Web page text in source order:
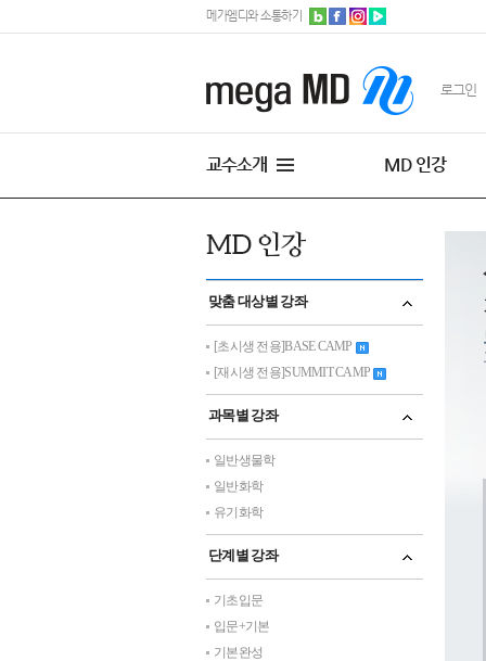
메가엠디와 소통하기
로그인
교수소개 MD 인강
맞춤 대상별 강좌
[초시생 전용]BASE CAMP
[재시생 전용]SUMMIT CAMP
과목별 강좌
일반생물학
일반화학
유기화학
단계별 강좌
기초입문
입문+기본
기본완성